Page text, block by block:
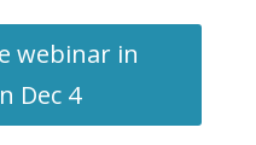
webinar in
Dec 4